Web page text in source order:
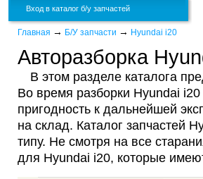
Вход в каталог б/у запчастей
Главная → Б/У запчасти → Hyundai i20
Авторазборка
В этом разделе каталога
Во время разборки Hyundai
пригодность к дальнейшей
на склад. Каталог запчастей
типу. Не смотря на все
для Hyundai i20, которые